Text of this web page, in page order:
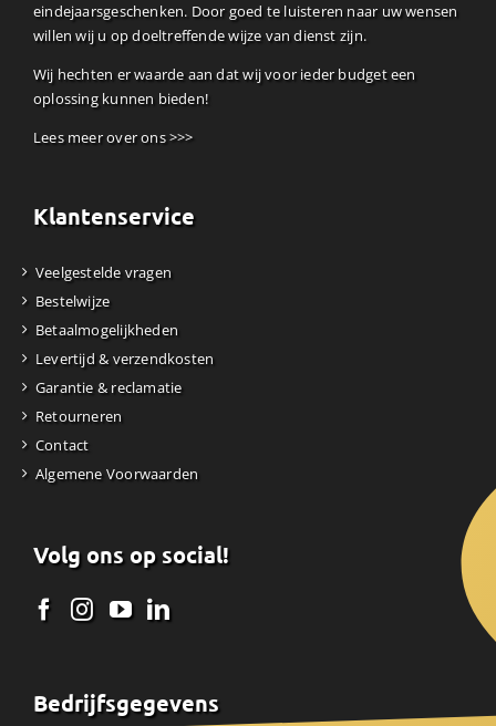
eindejaarsgeschenken. Door goed te luisteren naar uw wensen
willen wij u op doeltreffende wijze van dienst zijn.
Wij hechten er waarde aan dat wij voor ieder budget een
oplossing kunnen bieden!
Lees meer over ons >>>
Klantenservice
Veelgestelde vragen
Bestelwijze
Betaalmogelijkheden
Levertijd & verzendkosten
Garantie & reclamatie
Retourneren
Contact
Algemene Voorwaarden
Volg ons op social!
Bedrijfsgegevens